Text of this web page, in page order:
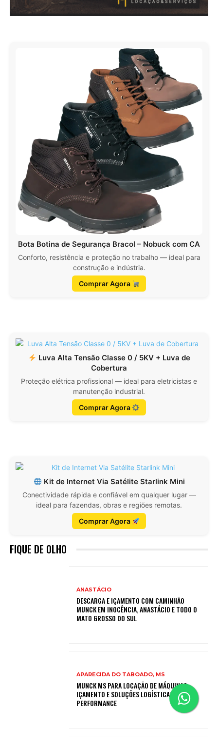
Bota Botina de Segurança Bracol – Nobuck com CA
Conforto, resistência e proteção no trabalho — ideal para
construção e indústria.
Comprar Agora
Luva Alta Tensão Classe 0 / 5KV + Luva de
Cobertura
Proteção elétrica profissional — ideal para eletricistas e
manutenção industrial.
Comprar Agora
Kit de Internet Via Satélite Starlink Mini
Conectividade rápida e confiável em qualquer lugar —
ideal para fazendas, obras e regiões remotas.
Comprar Agora
FIQUE DE OLHO
ANASTÁCIO
DESCARGA E IÇAMENTO COM CAMINHÃO
MUNCK EM INOCÊNCIA, ANASTÁCIO E TODO O
MATO GROSSO DO SUL
APARECIDA DO TABOADO, MS
MUNCK MS PARA LOCAÇÃO DE MÁQUINAS,
IÇAMENTO E SOLUÇÕES LOGÍSTICAS DE ALTA
PERFORMANCE